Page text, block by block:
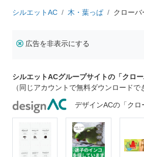
シルエットAC 木・葉っぱ クローバ
広告を非表示にする
シルエットACグループサイトの「クロ
（同じアカウントで無料ダウンロードで
デザインACの「ク